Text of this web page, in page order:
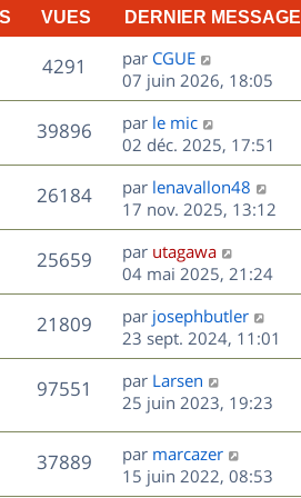
VUES DERNIER MESSAGE
4291
u
e
s
D
e
r
n
i
e
r
m
e
s
s
a
g
e
par CGUE
07 juin 2026, 18:05
39896V
u
s
D
e
r
n
i
e
r
m
e
s
s
a
g
e
par le mic
02 déc. 2025, 17:51
26184V
u
s
D
e
r
n
i
e
r
m
e
s
s
a
g
e
par lenavallon48
17 nov. 2025, 13:12
25659V
u
D
e
r
n
i
e
r
m
e
s
s
par utagawa
04 mai 2025, 21:24
21809V
u
D
e
r
n
i
e
r
m
e
par josephbutler
23 sept. 2024, 11:01
97551
u
e
D
e
n
i
e
par Larsen
25 juin 2023, 19:23
37889V
D
e
par marcazer
15 juin 2022, 08:53